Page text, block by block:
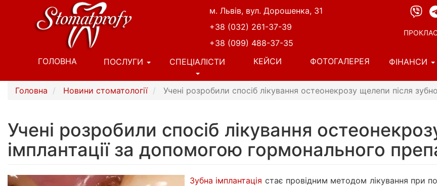
основного
м. Львів, вул. Дорошенка, 31
+38 (032) 261-37-39
+38 (099) 488-37-35
Основна
навіґація
ГОЛОВНА ПОСЛУГИ СПЕЦІАЛІСТИ КЕЙСИ ФОТОГАЛЕРЕЯ ФІНАНСИ
Головна Новини стоматології Учені розробили спосіб лікування остеонекрозу щелепи після
Учені розробили спосіб лікування
імплантації за допомогою гормонального
Зубна імплантація стає провідним методом лікування при